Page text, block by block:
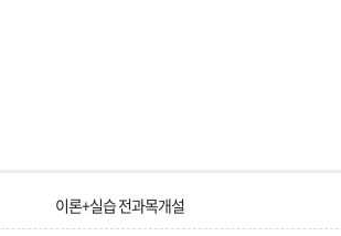
이론+실습 전과목개설